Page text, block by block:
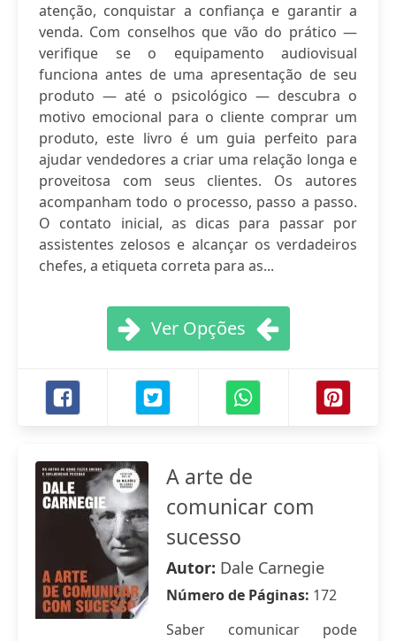
atenção, conquistar a confiança e garantir a
venda. Com conselhos que vão do prático —
verifique se o equipamento audiovisual
funciona antes de uma apresentação de seu
produto — até o psicológico — descubra o
motivo emocional para o cliente comprar um
produto, este livro é um guia perfeito para
ajudar vendedores a criar uma relação longa e
proveitosa com seus clientes. Os autores
acompanham todo o processo, passo a passo.
O contato inicial, as dicas para passar por
assistentes zelosos e alcançar os verdadeiros
chefes, a etiqueta correta para as...
Ver Opções
A arte de
comunicar com
sucesso
Autor: Dale Carnegie
Número de Páginas: 172
Saber comunicar pode